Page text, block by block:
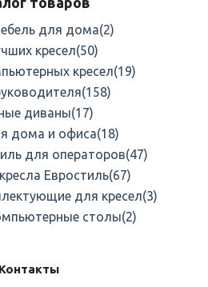
для дома(2)
кресел(50)
кресел(19)
(158)
диваны(17)
дома и офиса(18)
для операторов(47)
Евростиль(67)
для кресел(3)
столы(2)
Контакты